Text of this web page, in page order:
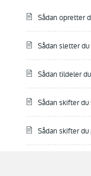
Sådan opretter
Sådan sletter
Sådan tildeler
Sådan skifter du
Sådan skifter